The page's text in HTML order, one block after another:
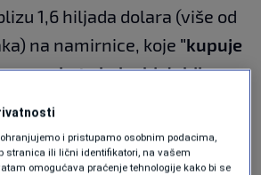
1,6 hiljada dolara (više od
na namirnice, koje "kupuje
kako bi dobila
dan u 5:45 ujutro i ide na
i pristupamo osobnim podacima,
stranica ili lični identifikatori, na vašem
omogućava praćenje tehnologije kako bi se